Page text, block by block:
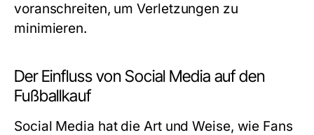
voranschreiten, um Verletzungen zu
minimieren.
Der Einfluss von Social Media auf den
Fußballkauf
Social Media hat die Art und Weise, wie Fans